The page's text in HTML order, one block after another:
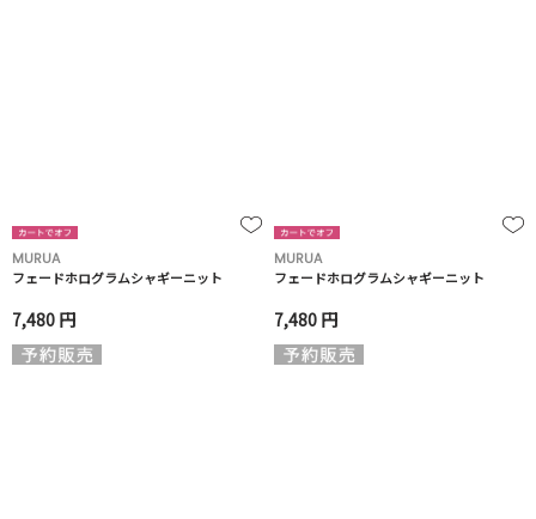
MURUA
フェードホログラムシャギーニット
7,480 円
MURUA
フェードホログラムシャギーニット
7,480 円